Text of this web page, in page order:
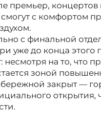
премьер, концертов
с комфортом
с финальной
уже до конца этого
на то, что
зоной
закрыт —
открытия,